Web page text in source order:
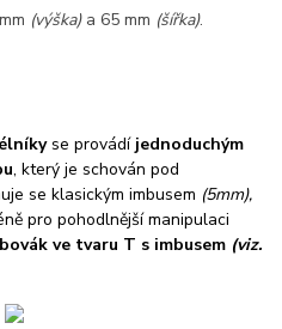
(výška)a 65 mm (šířka).
se provádí jednoduchým
, který je schován pod
se klasickým imbusem (5mm),
pro pohodlnější manipulaci
ve tvaru T s imbusem (viz.